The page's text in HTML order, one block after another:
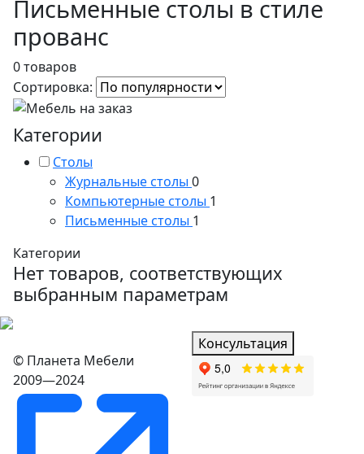
Письменные столы в стиле
прованс
0 товаров
Сортировка:
Категории
Столы
Журнальные столы 0
Компьютерные столы 1
Письменные столы 1
Категории
Нет товаров, соответствующих
выбранным параметрам
© Планета Мебели
2009—2024
Консультация